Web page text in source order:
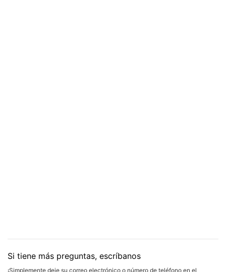
Si tiene más preguntas, escríbanos
¡Simplemente deje su correo electrónico o número de teléfono en el